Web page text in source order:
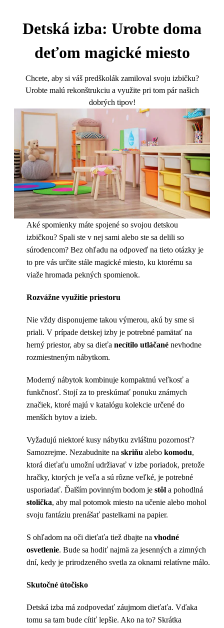
Detská izba: Urobte doma
deťom magické miesto
Chcete, aby si váš predškolák zamiloval svoju izbičku?
Urobte malú rekonštrukciu a využite pri tom pár našich
dobrých tipov!
Aké spomienky máte spojené so svojou detskou
izbičkou? Spali ste v nej sami alebo ste sa delili so
súrodencom? Bez ohľadu na odpoveď na tieto otázky je
to pre vás určite stále magické miesto, ku ktorému sa
viaže hromada pekných spomienok.
Rozvážne využitie priestoru
Nie vždy disponujeme takou výmerou, akú by sme si
priali. V prípade detskej izby je potrebné pamätať na
herný priestor, aby sa dieťa necítilo utláčané nevhodne
rozmiestneným nábytkom.
Moderný nábytok kombinuje kompaktnú veľkosť a
funkčnosť. Stojí za to preskúmať ponuku známych
značiek, ktoré majú v katalógu kolekcie určené do
menších bytov a izieb.
Vyžadujú niektoré kusy nábytku zvláštnu pozornosť?
Samozrejme. Nezabudnite na skriňu alebo komodu,
ktorá dieťaťu umožní udržiavať v izbe poriadok, pretože
hračky, ktorých je veľa a sú rôzne veľké, je potrebné
usporiadať. Ďalším povinným bodom je stôl a pohodlná
stolička, aby mal potomok miesto na učenie alebo mohol
svoju fantáziu prenášať pastelkami na papier.
S ohľadom na oči dieťaťa tiež dbajte na vhodné
osvetlenie. Bude sa hodiť najmä za jesenných a zimných
dní, kedy je prirodzeného svetla za oknami relatívne málo.
Skutočné útočisko
Detská izba má zodpovedať záujmom dieťaťa. Vďaka
tomu sa tam bude cítiť lepšie. Ako na to? Skrátka